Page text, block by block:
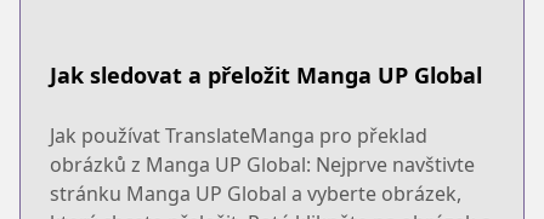
Jak sledovat a přeložit Manga UP Global
Jak používat TranslateManga pro překlad
obrázků z Manga UP Global: Nejprve navštivte
stránku Manga UP Global a vyberte obrázek,